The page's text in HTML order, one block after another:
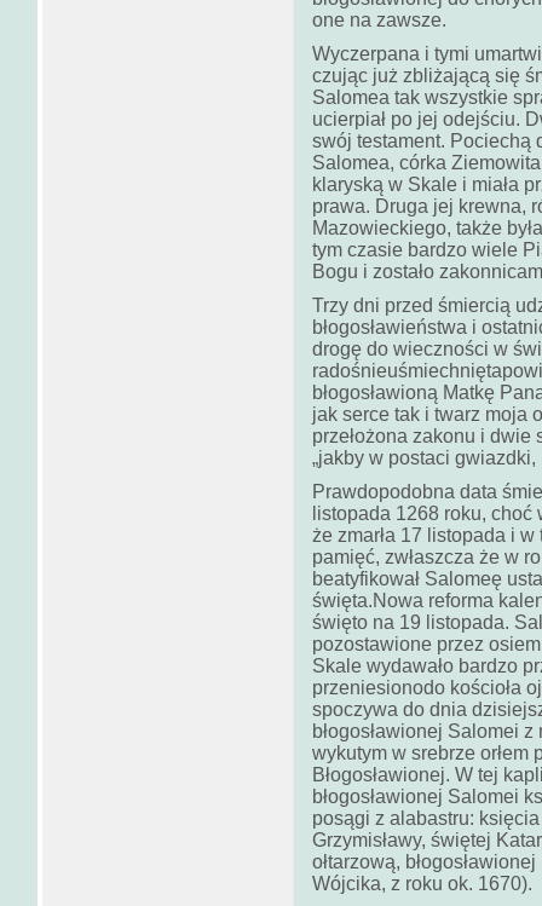
one na zawsze.
Wyczerpana i tymi
czując już zbliżającą się
Salomea tak wszystkie
ucierpiał po jej odejściu.
swój testament. Pociechą
Salomea, córka
klaryską w Skale i miała
prawa. Druga jej krewna,
Mazowieckiego, także
tym czasie bardzo wiele
Bogu i zostało
Trzy dni przed śmiercią
błogosławieństwa i
drogę do wieczności w
błogosławioną Matkę
jak serce tak i twarz moja
przełożona zakonu i dwie
„jakby w postaci
Prawdopodobna data
listopada 1268 roku,
że zmarła 17 listopada i
pamięć, zwłaszcza że w
beatyfikował Salomeę
święta.Nowa reforma
święto na 19 listopada.
pozostawione przez
Skale wydawało bardzo
przeniesionodo kościoła
spoczywa do dnia
błogosławionej Salomei
wykutym w srebrze orłem
Błogosławionej. W tej
błogosławionej Salomei
posągi z alabastru:
Grzymisławy, świętej
ołtarzową,
Wójcika, z roku ok. 1670).